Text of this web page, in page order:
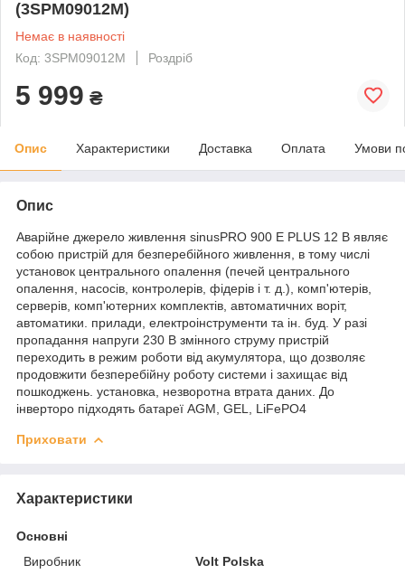
(3SPM09012M)
Немає в наявності
Код: 3SPM09012M
Роздріб
5 999 ₴
Опис Характеристики Доставка Оплата Умови
Опис
Аварійне джерело живлення sinusPRO 900 E PLUS 12 В являє
собою пристрій для безперебійного живлення, в тому числі
установок центрального опалення (печей центрального
опалення, насосів, контролерів, фідерів і т. д.), комп'ютерів,
серверів, комп'ютерних комплектів, автоматичних воріт,
автоматики. прилади, електроінструменти та ін. буд. У разі
пропадання напруги 230 В змінного струму пристрій
переходить в режим роботи від акумулятора, що дозволяє
продовжити безперебійну роботу системи і захищає від
пошкоджень. установка, незворотна втрата даних. До
інверторо підходять батареї AGM, GEL, LiFePO4
Приховати
Характеристики
Основні
Виробник
Volt Polska